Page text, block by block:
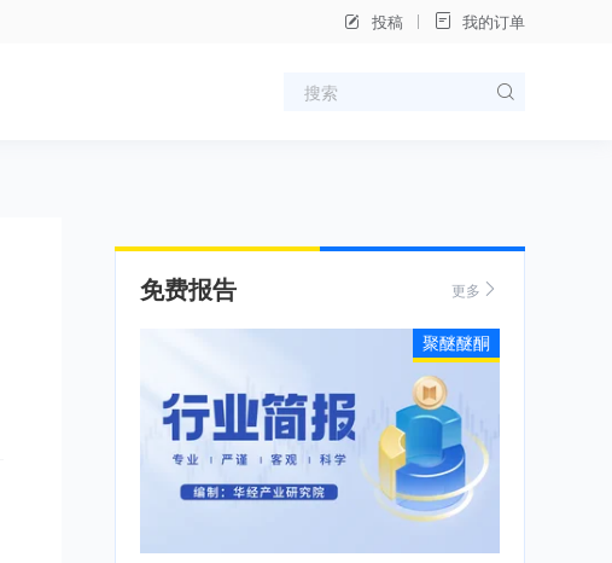
投稿 我的订单
免费报告 更多
聚醚醚酮